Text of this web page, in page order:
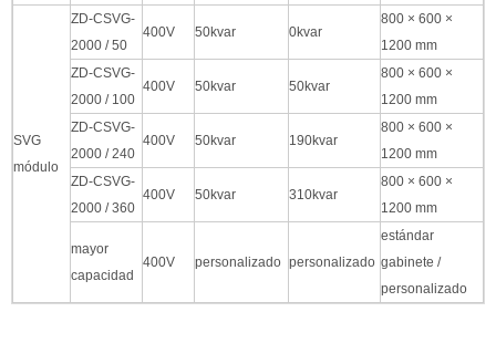
SVG
módulo
ZD-CSVG-
2000 / 50
400V 50kvar 0kvar
800 × 600 ×
1200 mm
ZD-CSVG-
2000 / 100
400V 50kvar 50kvar
800 × 600 ×
1200 mm
ZD-CSVG-
2000 / 240
400V 50kvar 190kvar
800 × 600 ×
1200 mm
ZD-CSVG-
2000 / 360
400V 50kvar 310kvar
800 × 600 ×
1200 mm
mayor
capacidad
400V personalizado personalizado
estándar
gabinete /
personalizado